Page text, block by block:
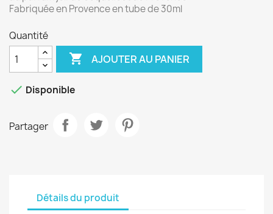
Fabriquée en Provence en tube de 30ml
Quantité
 AJOUTER AU PANIER
 Disponible
Partager
Détails du produit